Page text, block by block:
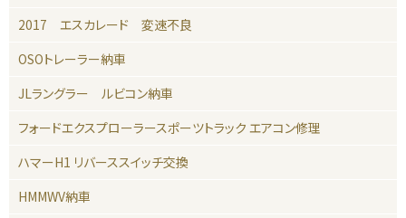
2017 エスカレード 変速不良
OSOトレーラー納車
JLラングラー ルビコン納車
フォードエクスプローラースポーツトラック エアコン修理
ハマーH1 リバーススイッチ交換
HMMWV納車